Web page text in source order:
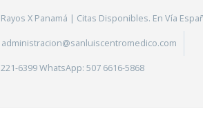
Rayos X Panamá | Citas Disponibles. En Vía
administracion@sanluiscentromedico.com
221-6399 WhatsApp: 507 6616-5868